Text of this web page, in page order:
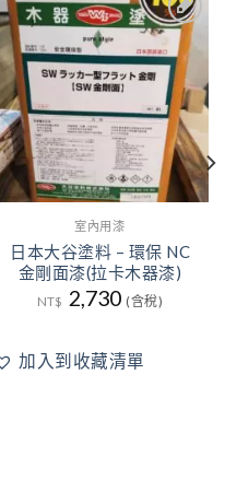
加入
到收
藏清
單
室內用漆
日本大谷塗料 – 環保 NC
金剛面漆(拉卡木器漆)
NT$ 2,730 (含稅)
加入到收藏清單